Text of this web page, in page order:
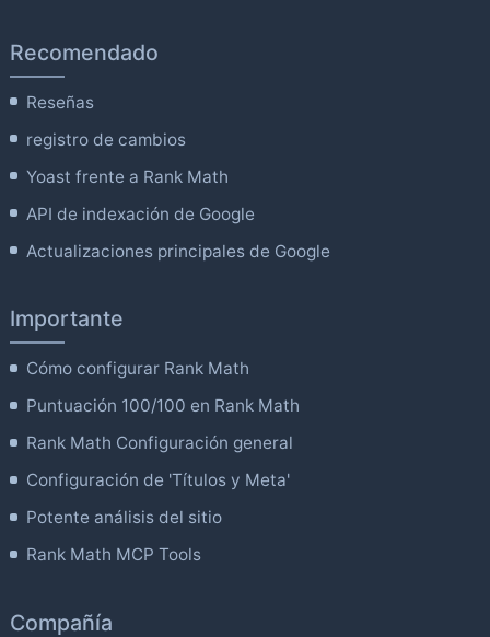
Recomendado
Reseñas
registro de cambios
Yoast frente a Rank Math
API de indexación de Google
Actualizaciones principales de Google
Importante
Cómo configurar Rank Math
Puntuación 100/100 en Rank Math
Rank Math Configuración general
Configuración de 'Títulos y Meta'
Potente análisis del sitio
Rank Math MCP Tools
Compañía